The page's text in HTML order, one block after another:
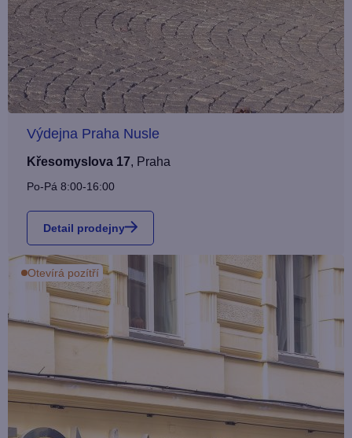
Výdejna Praha Nusle
Křesomyslova 17, Praha
Po-Pá 8:00-16:00
Detail prodejny
Otevírá pozítří